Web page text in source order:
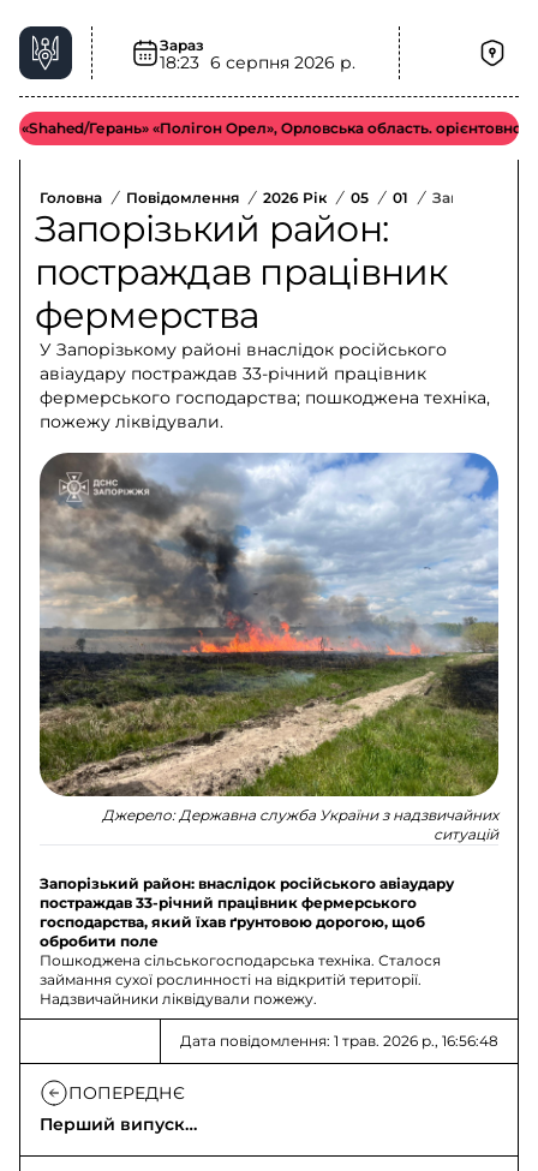
Зараз
18:23 6 серпня 2026 р.
Герань» «Полігон Орел», Орловська область. орієнтовно у
Головна / Повідомлення / 2026 Рік / 05 / 01 / Запорізький
Запорізький район:
постраждав працівник
фермерства
У Запорізькому районі внаслідок російського
авіаудару постраждав 33-річний працівник
фермерського господарства; пошкоджена техніка,
пожежу ліквідували.
Джерело:Державна служба України з надзвичайних
ситуацій
Запорізький район: внаслідок російського авіаудару
постраждав 33-річний працівник фермерського
господарства, який їхав ґрунтовою дорогою, щоб
обробити поле
Пошкоджена сільськогосподарська техніка. Сталося
займання сухої рослинності на відкритій території.
Надзвичайники ліквідували пожежу.
Дата повідомлення: 1 трав. 2026 р., 16:56:48
ПОПЕРЕДНЄ
Перший випуск
капеланів для